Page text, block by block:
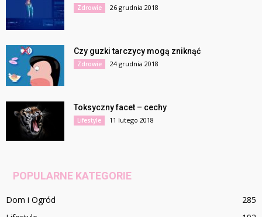
Zdrowie 26 grudnia 2018
Czy guzki tarczycy mogą zniknąć
Zdrowie 24 grudnia 2018
Toksyczny facet – cechy
Lifestyle 11 lutego 2018
POPULARNE KATEGORIE
Dom i Ogród
285